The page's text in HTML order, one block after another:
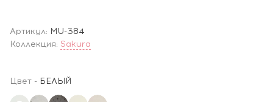
Артикул: MU-384
Коллекция: Sakura
Цвет - БЕЛЫЙ